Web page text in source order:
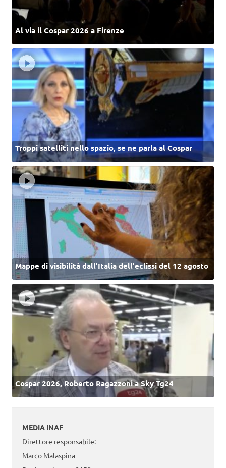
Al via il Cospar 2026 a Firenze
Troppi satelliti nello spazio, se ne parla al Cospar
Mappe di visibilità dall’Italia dell'eclissi del 12 agosto
Cospar 2026, Roberto Ragazzoni a Sky Tg24
MEDIA INAF
Direttore responsabile:
Marco Malaspina